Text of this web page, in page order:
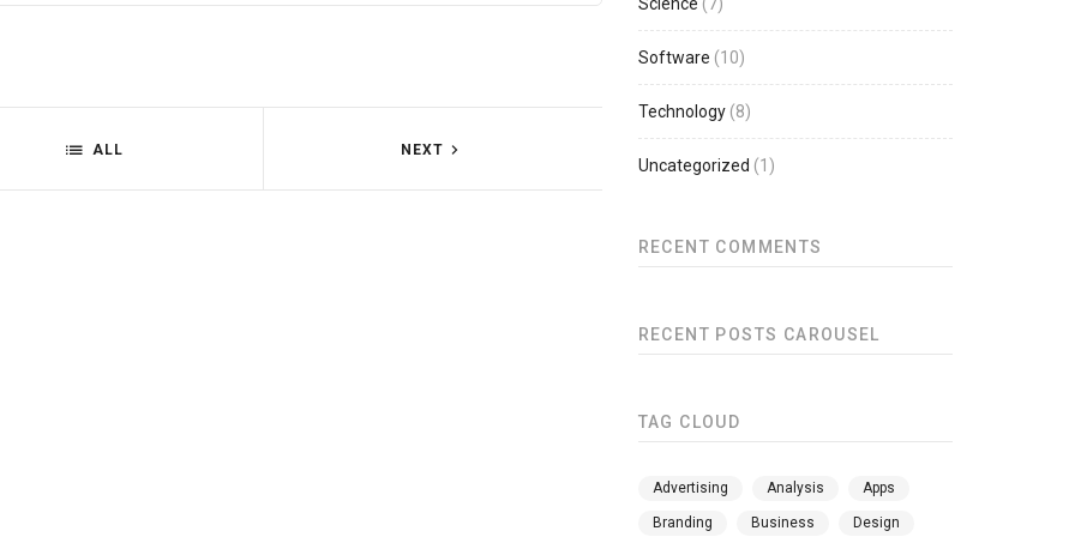
ALL NEXT
Software (10)
Technology(8)
Uncategorized (1)
RECENT COMMENTS
RECENT POSTS CAROUSEL
TAG CLOUD
Advertising Analysis Apps
Branding Business Design